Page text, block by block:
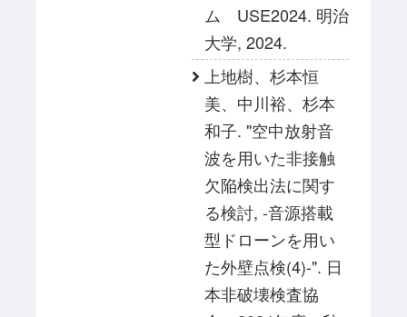
ム USE2024. 明治
大学, 2024.
上地樹、杉本恒
美、中川裕、杉本
和子. "空中放射音
波を用いた非接触
欠陥検出法に関す
る検討, -音源搭載
型ドローンを用い
た外壁点検(4)-". 日
本非破壊検査協